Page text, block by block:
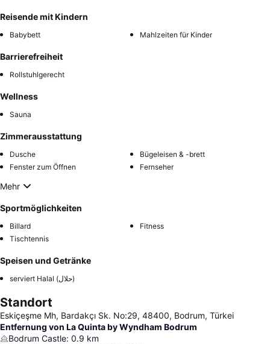
Reisende mit Kindern
Babybett Mahlzeiten für Kinder
Barrierefreiheit
Rollstuhlgerecht
Wellness
Sauna
Zimmerausstattung
Dusche
Bügeleisen & -brett
Fenster zum Öffnen
Fernseher
Mehr
Sportmöglichkeiten
Billard
Fitness
Tischtennis
Speisen und Getränke
serviert Halal (حلال)
Standort
Eskiçeşme Mh, Bardakçı Sk. No:29, 48400, Bodrum, Türkei
Entfernung von La Quinta by Wyndham Bodrum
Bodrum Castle: 0.9 km